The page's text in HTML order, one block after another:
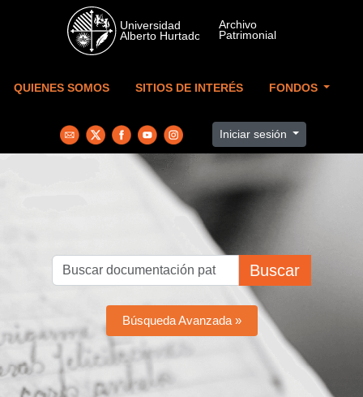
Skip to main content
QUIENES SOMOS SITIOS DE INTERÉS FONDOS
Iniciar sesión
Buscar
Búsqueda Avanzada »